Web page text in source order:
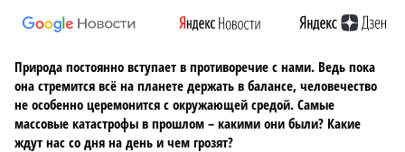
Природа постоянно вступает в противоречие с нами. Ведь пока
она стремится всё на планете держать в балансе, человечество
не особенно церемонится с окружающей средой. Самые
массовые катастрофы в прошлом – какими они были? Какие
ждут нас со дня на день и чем грозят?